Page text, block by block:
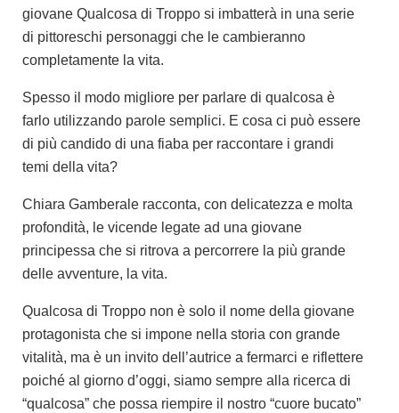
giovane Qualcosa di Troppo si imbatterà in una serie
di pittoreschi personaggi che le cambieranno
completamente la vita.
Spesso il modo migliore per parlare di qualcosa è
farlo utilizzando parole semplici. E cosa ci può essere
di più candido di una fiaba per raccontare i grandi
temi della vita?
Chiara Gamberale racconta, con delicatezza e molta
profondità, le vicende legate ad una giovane
principessa che si ritrova a percorrere la più grande
delle avventure, la vita.
Qualcosa di Troppo non è solo il nome della giovane
protagonista che si impone nella storia con grande
vitalità, ma è un invito dell’autrice a fermarci e riflettere
poiché al giorno d’oggi, siamo sempre alla ricerca di
“qualcosa” che possa riempire il nostro “cuore bucato”